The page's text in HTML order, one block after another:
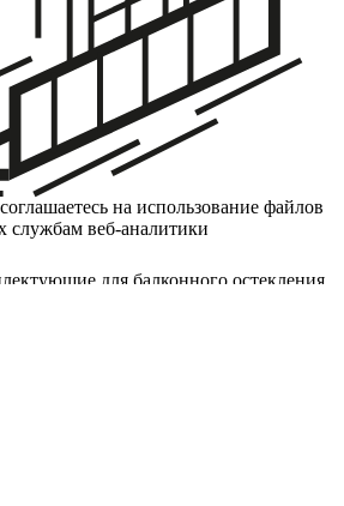
для балконного остекления
на использование файлов
службам веб-аналитики